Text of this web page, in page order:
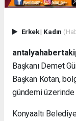
Erkek| Kadın
Başkanı Demet
Başkan Kotan,
gündemi üzerinde
Konyaaltı